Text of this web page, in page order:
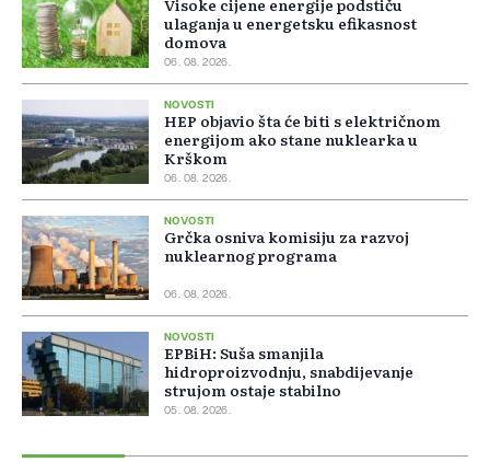
Visoke cijene energije podstiču
ulaganja u energetsku efikasnost
domova
06. 08. 2026.
NOVOSTI
HEP objavio šta će biti s električnom
energijom ako stane nuklearka u
Krškom
06. 08. 2026.
NOVOSTI
Grčka osniva komisiju za razvoj
nuklearnog programa
06. 08. 2026.
NOVOSTI
EPBiH: Suša smanjila
hidroproizvodnju, snabdijevanje
strujom ostaje stabilno
05. 08. 2026.